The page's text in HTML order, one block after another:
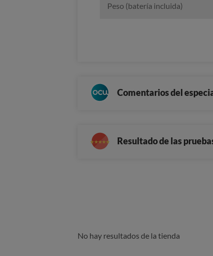
Peso (batería incluida)
Comentarios del
Resultado de las
No hay resultados de la tienda